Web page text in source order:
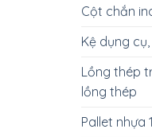
Cột chắn
Kệ dụng
Lồng thép
lồng thép
Pallet nhựa